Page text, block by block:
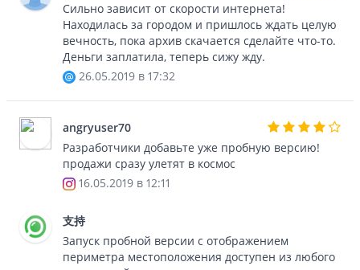
Сильно зависит от скорости интернета!
Находилась за городом и пришлось ждать целую
вечность, пока архив скачается сделайте что-то.
Деньги заплатила, теперь сижу жду.
26.05.2019 в 17:32
angryuser70
Разработчики добавьте уже пробную версию!
продажи сразу улетят в космос
16.05.2019 в 12:11
支持
Запуск пробной версии с отображением
периметра местоположения доступен из любого